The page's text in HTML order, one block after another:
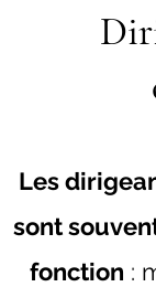
Les
sont
fonction :